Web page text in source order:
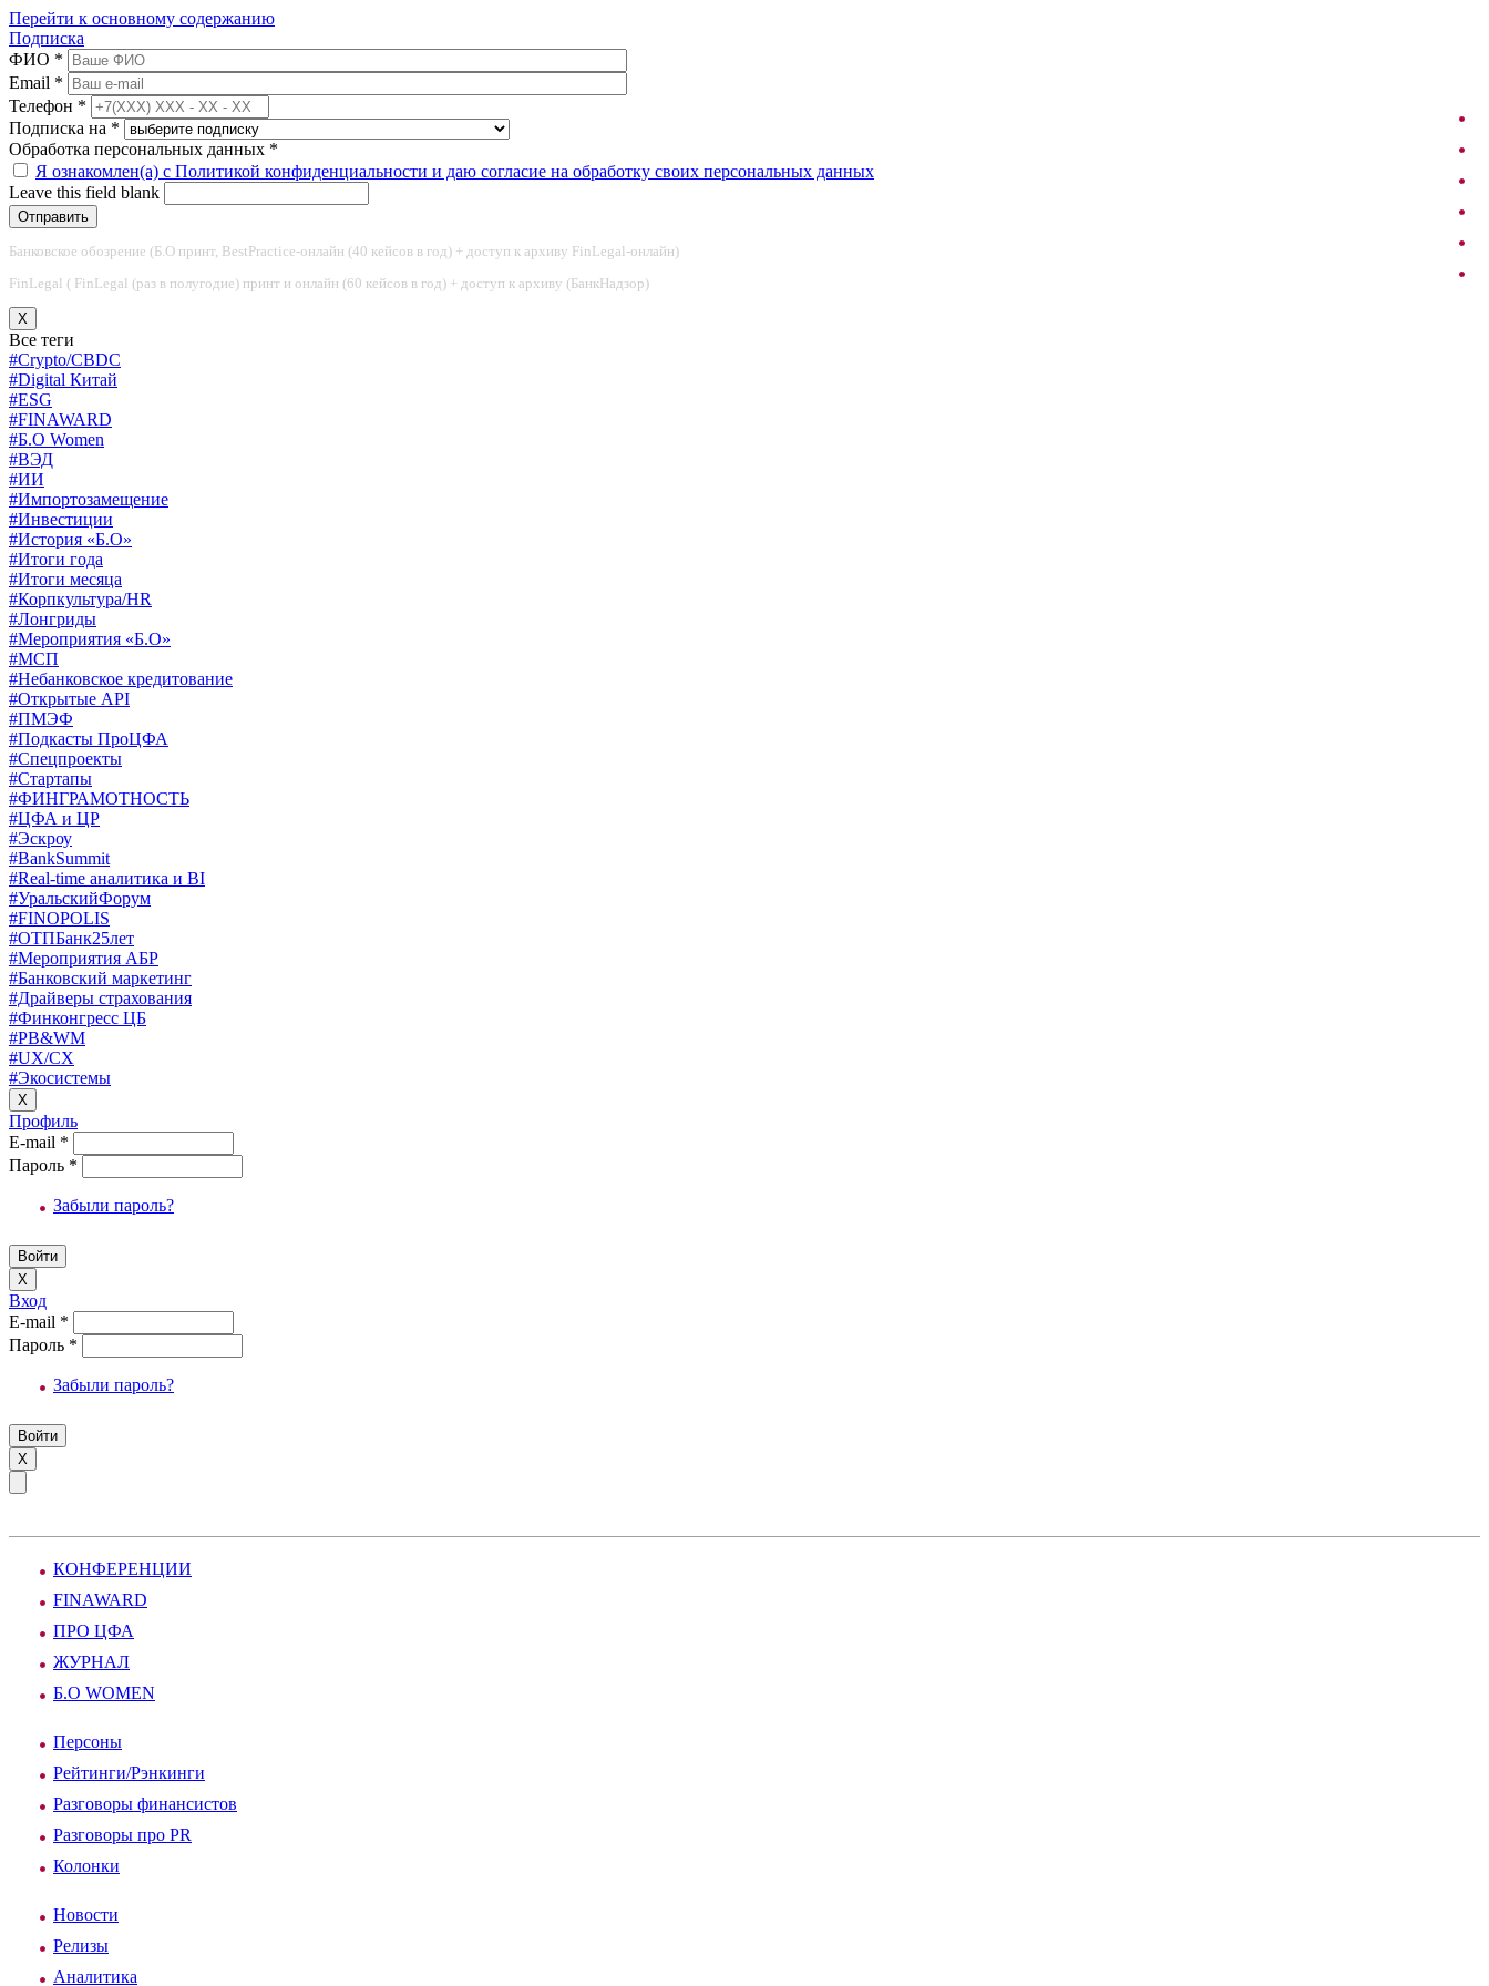
Перейти к основному содержанию
Подписка
ФИО *
Email *
Телефон *
Подписка на *
Обработка персональных данных *
Я ознакомлен(а) с Политикой конфиденциальности и даю согласие на обработку своих персональных данных
Leave this field blank
Банковское обозрение (Б.О принт, BestPractice-онлайн (40 кейсов в год) + доступ к архиву FinLegal-онлайн)
FinLegal ( FinLegal (раз в полугодие) принт и онлайн (60 кейсов в год) + доступ к архиву (БанкНадзор)
X
Все теги
#Crypto/CBDC
#Digital Китай
#ESG
#FINAWARD
#Б.О Women
#ВЭД
#ИИ
#Импортозамещение
#Инвестиции
#История «Б.О»
#Итоги года
#Итоги месяца
#Корпкультура/HR
#Лонгриды
#Мероприятия «Б.О»
#МСП
#Небанковское кредитование
#Открытые API
#ПМЭФ
#Подкасты ПроЦФА
#Спецпроекты
#Стартапы
#ФИНГРАМОТНОСТЬ
#ЦФА и ЦР
#Эскроу
#BankSummit
#Real-time аналитика и BI
#УральскийФорум
#FINOPOLIS
#ОТПБанк25лет
#Мероприятия АБР
#Банковский маркетинг
#Драйверы страхования
#Финконгресс ЦБ
#PB&WM
#UX/CX
#Экосистемы
X
Профиль
E-mail *
Пароль *
Забыли пароль?
X
Вход
E-mail *
Пароль *
Забыли пароль?
X
КОНФЕРЕНЦИИ
FINAWARD
ПРО ЦФА
ЖУРНАЛ
Б.О WOMEN
Персоны
Рейтинги/Рэнкинги
Разговоры финансистов
Разговоры про PR
Колонки
Новости
Релизы
Аналитика